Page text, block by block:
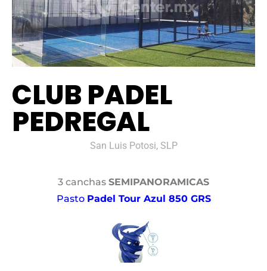
CLUB PADEL
PEDREGAL
San Luis Potosi, SLP
3 canchas SEMIPANORAMICAS
Pasto Padel Tour Azul 850 GRS